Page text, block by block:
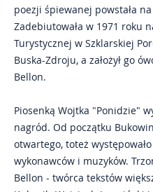
Gazeta
poezji śpiewanej powstała
Zadebiutowała w 1971 roku
Turystycznej w Szklarskiej
Buska-Zdroju, a założył go
Bellon.
Piosenką Wojtka "Ponidzie"
nagród. Od początku
otwartego, toteż
wykonawców i muzyków.
Bellon - twórca tekstów